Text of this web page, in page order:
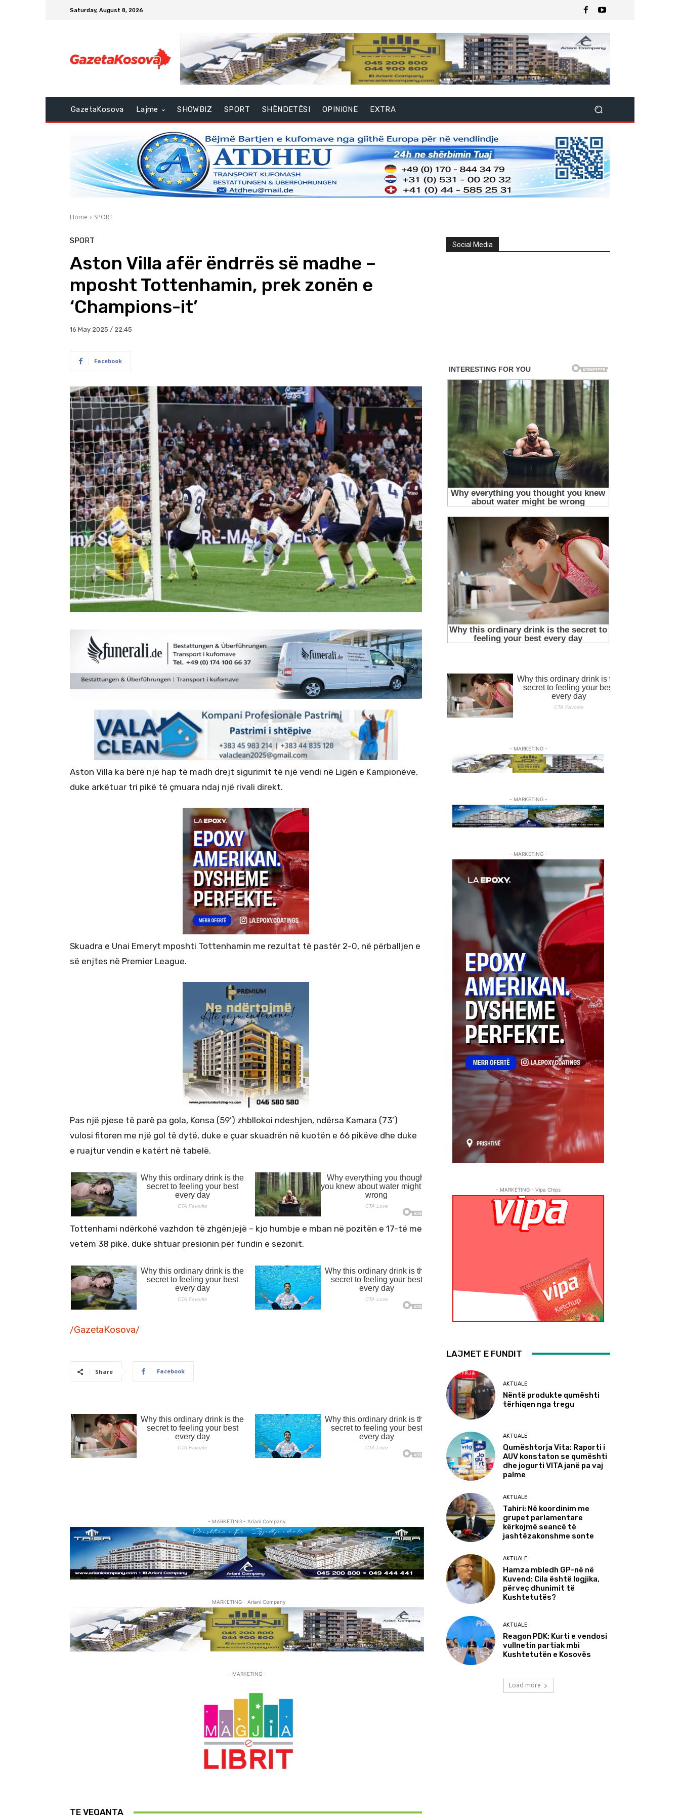
Saturday, August 8, 2026
GazetaKosova Lajme SHOWBIZ SPORT SHËNDETËSI OPINIONE EXTRA
Home SPORT
SPORT
Aston Villa afër ëndrrës së madhe –
mposht Tottenhamin, prek zonën e
‘Champions-it’
16 May 2025 / 22:45
Facebook
Aston Villa ka bërë një hap të madh drejt sigurimit të një vendi në Ligën e Kampionëve,
duke arkëtuar tri pikë të çmuara ndaj një rivali direkt.
Skuadra e Unai Emeryt mposhti Tottenhamin me rezultat të pastër 2-0, në përballjen e
së enjtes në Premier League.
Pas një pjese të parë pa gola, Konsa (59’) zhbllokoi ndeshjen, ndërsa Kamara (73’)
vulosi fitoren me një gol të dytë, duke e çuar skuadrën në kuotën e 66 pikëve dhe duke
e ruajtur vendin e katërt në tabelë.
Tottenhami ndërkohë vazhdon të zhgënjejë – kjo humbje e mban në pozitën e 17-të me
vetëm 38 pikë, duke shtuar presionin për fundin e sezonit.
/GazetaKosova/
Share Facebook
- MARKETING - Ariani Company
- MARKETING - Ariani Company
- MARKETING -
TE VEQANTA
Social Media
- MARKETING -
- MARKETING -
- MARKETING -
- MARKETING - Vipa Chips
LAJMET E FUNDIT
AKTUALE
Nëntë produkte qumështi
tërhiqen nga tregu
AKTUALE
Qumështorja Vita: Raporti i
AUV konstaton se qumështi
dhe jogurti VITA janë pa vaj
palme
AKTUALE
Tahiri: Në koordinim me
grupet parlamentare
kërkojmë seancë të
jashtëzakonshme sonte
AKTUALE
Hamza mbledh GP-në në
Kuvend: Cila është logjika,
përveç dhunimit të
Kushtetutës?
AKTUALE
Reagon PDK: Kurti e vendosi
vullnetin partiak mbi
Kushtetutën e Kosovës
Load more